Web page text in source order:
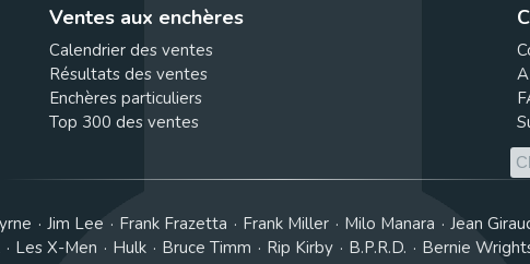
Ventes aux enchères
Calendrier des ventes
Résultats des ventes
Enchères particuliers
Top 300 des ventes
Jim Lee Frank Frazetta Frank Miller Milo Manara Jean
Les X-Men Hulk Bruce Timm Rip Kirby B.P.R.D. Bernie